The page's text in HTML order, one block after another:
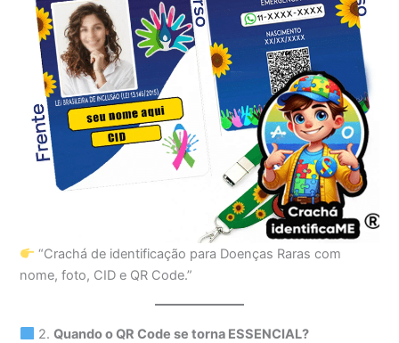
“Crachá de identificação para Doenças Raras com
nome, foto, CID e QR Code.”
2.Quando o QR Code se torna ESSENCIAL?